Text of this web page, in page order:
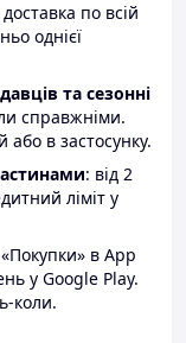
по всій
однієї
та сезонні
справжніми.
або в застосунку.
: від 2
ліміт у
в App
у Google Play.
коли.